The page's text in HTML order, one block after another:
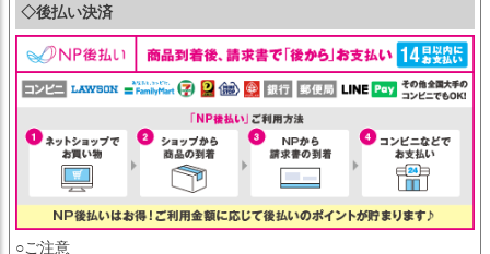
◇後払い決済
○ご注意